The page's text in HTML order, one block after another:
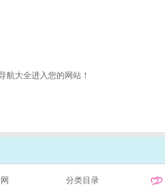
航大全进入您的网站！
分类目录